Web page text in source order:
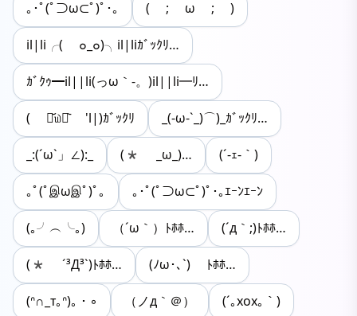
｡･ﾟ(ﾟ⊃ω⊂ﾟ)ﾟ･｡ ( ; ω ; )
il|li╭( ๐_๐)╮il|liｶﾞｯｸﾘ…
ｶﾞｸｩ━il||li(っω｀-。)il||li━ﾘ…
( ⌯᷄௰⌯᷅ 'l|)ｶﾞｯｸﾘ _(-ω-`_)⌒)_ｶﾞｯｸﾘ…
_:(´ω`」∠):_ (* _ω_)… (´-ｪ-｀)
｡ﾟ(ﾟஇωஇﾟ)ﾟ｡ ｡･ﾟ(ﾟ⊃ω⊂ﾟ)ﾟ･｡ｴｰﾝｴｰﾝ
(｡╯︵╰｡) （´ω｀）ﾄﾎﾎ… (´д｀;)ﾄﾎﾎ…
(* ´³Д³`)ﾄﾎﾎ… (ﾉω･､`) ﾄﾎﾎ…
(ᐢ∩_ᴛ｡ᐢ)︎｡・◦ （ノд｀＠） (´｡xox｡｀)